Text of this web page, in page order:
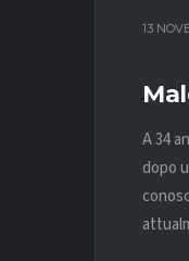
13
A 34
dopo